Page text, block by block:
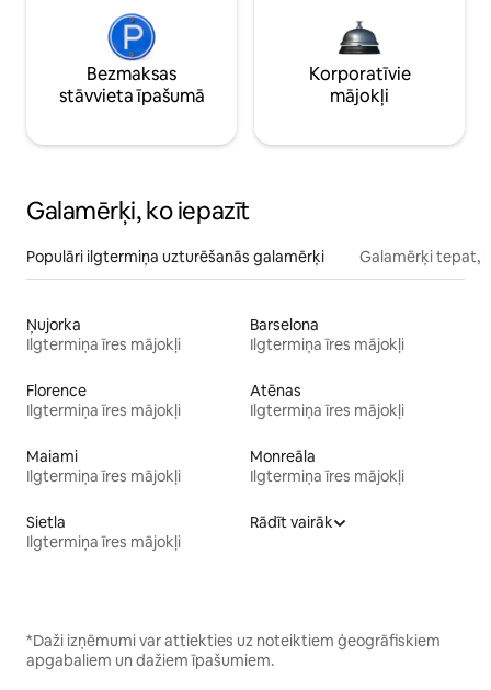
Bezmaksas
stāvvieta īpašumā
Korporatīvie
mājokļi
Galamērķi, ko iepazīt
Populāri ilgtermiņa uzturēšanās galamērķi Galamērķi tepat,
Ņujorka
Ilgtermiņa īres mājokļi
Barselona
Ilgtermiņa īres mājokļi
Florence
Ilgtermiņa īres mājokļi
Atēnas
Ilgtermiņa īres mājokļi
Maiami
Ilgtermiņa īres mājokļi
Monreāla
Ilgtermiņa īres mājokļi
Sietla
Ilgtermiņa īres mājokļi
Rādīt vairāk
*Daži izņēmumi var attiekties uz noteiktiem ģeogrāfiskiem
apgabaliem un dažiem īpašumiem.